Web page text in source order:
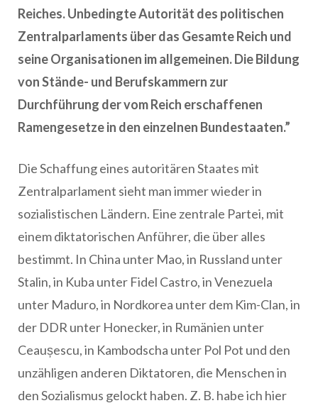
Reiches. Unbedingte Autorität des politischen
Zentralparlaments über das Gesamte Reich und
seine Organisationen im allgemeinen. Die Bildung
von Stände- und Berufskammern zur
Durchführung der vom Reich erschaffenen
Ramengesetze in den einzelnen Bundestaaten.”
Die Schaffung eines autoritären Staates mit
Zentralparlament sieht man immer wieder in
sozialistischen Ländern. Eine zentrale Partei, mit
einem diktatorischen Anführer, die über alles
bestimmt. In China unter Mao, in Russland unter
Stalin, in Kuba unter Fidel Castro, in Venezuela
unter Maduro, in Nordkorea unter dem Kim-Clan, in
der DDR unter Honecker, in Rumänien unter
Ceaușescu, in Kambodscha unter Pol Pot und den
unzähligen anderen Diktatoren, die Menschen in
den Sozialismus gelockt haben. Z. B. habe ich hier